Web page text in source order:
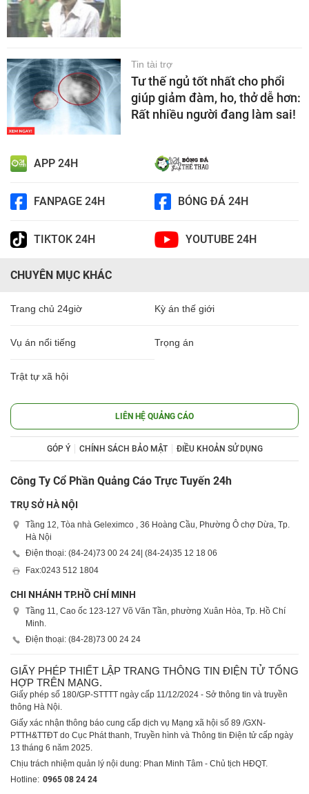
Tin tài trợ
Tư thế ngủ tốt nhất cho phổi
giúp giảm đàm, ho, thở dễ hơn:
Rất nhiều người đang làm sai!
APP 24H
FANPAGE 24H BÓNG ĐÁ 24H
TIKTOK 24H YOUTUBE 24H
CHUYÊN MỤC KHÁC
Trang chủ 24giờ Kỳ án thế giới
Vụ án nổi tiếng Trọng án
Trật tự xã hội
LIÊN HỆ QUẢNG CÁO
GÓP Ý CHÍNH SÁCH BẢO MẬT ĐIỀU KHOẢN SỬ DỤNG
Công Ty Cổ Phần Quảng Cáo Trực Tuyến 24h
TRỤ SỞ HÀ NỘI
Tầng 12, Tòa nhà Geleximco , 36 Hoàng Cầu, Phường Ô chợ Dừa, Tp.
Hà Nội
Điện thoại: (84-24)73 00 24 24 | (84-24)35 12 18 06
Fax:0243 512 1804
CHI NHÁNH TP.HỒ CHÍ MINH
Tầng 11, Cao ốc 123-127 Võ Văn Tần, phường Xuân Hòa, Tp. Hồ Chí
Minh.
Điện thoại: (84-28)73 00 24 24
GIẤY PHÉP THIẾT LẬP TRANG THÔNG TIN ĐIỆN TỬ TỔNG
HỢP TRÊN MẠNG.
Giấy phép số 180/GP-STTTT ngày cấp 11/12/2024 - Sở thông tin và truyền
thông Hà Nội.
Giấy xác nhận thông báo cung cấp dịch vụ Mạng xã hội số 89 /GXN-
PTTH&TTĐT do Cục Phát thanh, Truyền hình và Thông tin Điện tử cấp ngày
13 tháng 6 năm 2025.
Chịu trách nhiệm quản lý nội dung: Phan Minh Tâm - Chủ tịch HĐQT.
Hotline: 0965 08 24 24